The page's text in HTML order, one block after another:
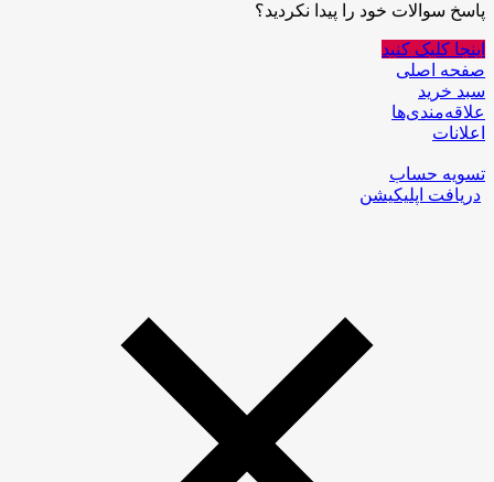
پاسخ سوالات خود را پیدا نکردید؟
اینجا کلیک کنید
صفحه اصلی
سبد خرید
علاقه‌مندی‌ها
اعلانات
تسویه حساب
دریافت اپلیکیشن